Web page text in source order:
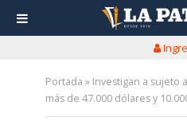
Portada » Investigan a sujeto
más de 47.000 dólares y